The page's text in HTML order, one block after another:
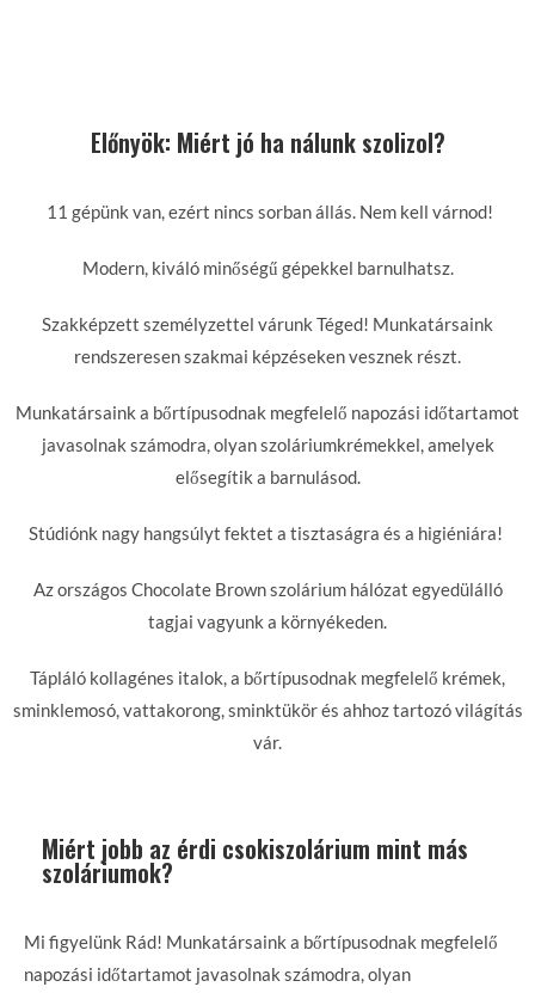
Előnyök: Miért jó ha nálunk szolizol?
11 gépünk van, ezért nincs sorban állás. Nem kell várnod!
Modern, kiváló minőségű gépekkel barnulhatsz.
Szakképzett személyzettel várunk Téged! Munkatársaink
rendszeresen szakmai képzéseken vesznek részt.
Munkatársaink a bőrtípusodnak megfelelő napozási időtartamot
javasolnak számodra, olyan szoláriumkrémekkel, amelyek
elősegítik a barnulásod.
Stúdiónk nagy hangsúlyt fektet a tisztaságra és a higiéniára!
Az országos Chocolate Brown szolárium hálózat egyedülálló
tagjai vagyunk a környékeden.
Tápláló kollagénes italok, a bőrtípusodnak megfelelő krémek,
sminklemosó, vattakorong, sminktükör és ahhoz tartozó világítás
vár.
Miért jobb az érdi csokiszolárium mint más
szoláriumok?
Mi figyelünk Rád! Munkatársaink a bőrtípusodnak megfelelő
napozási időtartamot javasolnak számodra, olyan